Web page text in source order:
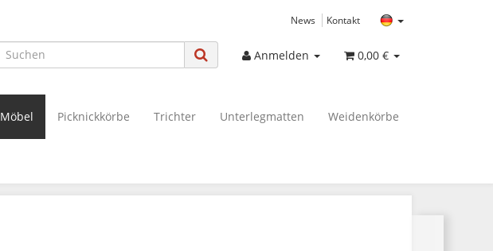
News Kontakt
Anmelden 0,00 €
Möbel Picknickkörbe Trichter Unterlegmatten Weidenkörbe